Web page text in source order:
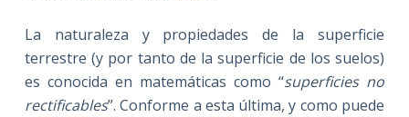
La naturaleza y propiedades de la superficie
terrestre (y por tanto de la superficie de los suelos)
es conocida en matemáticas como “superficies no
rectificables”. Conforme a esta última, y como puede